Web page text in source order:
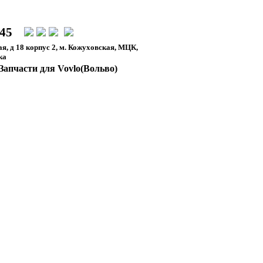
д 18 корпус 2, м. Кожуховская, МЦК,